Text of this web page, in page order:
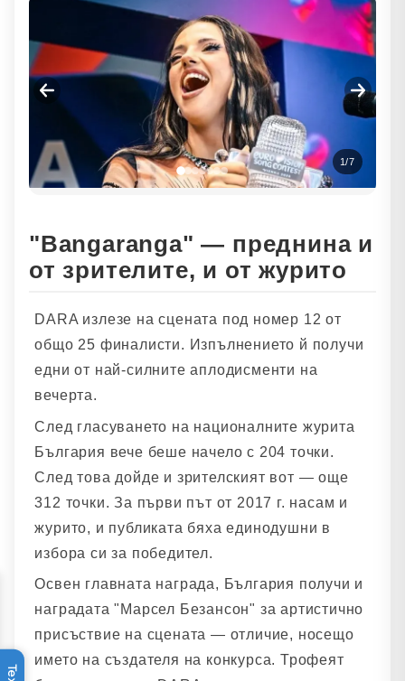
1/7
"Bangaranga" — преднина и
от зрителите, и от журито
DARA излезе на сцената под номер 12 от
общо 25 финалисти. Изпълнението й получи
едни от най-силните аплодисменти на
вечерта.
След гласуването на националните журита
България вече беше начело с 204 точки.
След това дойде и зрителският вот — още
312 точки. За първи път от 2017 г. насам и
журито, и публиката бяха единодушни в
избора си за победител.
Освен главната награда, България получи и
наградата "Марсел Безансон" за артистично
присъствие на сцената — отличие, носещо
името на създателя на конкурса. Трофеят